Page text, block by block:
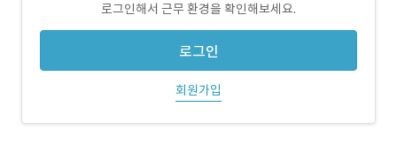
로그인해서 근무 환경을 확인해보세요.
로그인
회원가입